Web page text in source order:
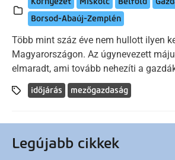
Borsod-Abaúj-Zemplén
Több mint száz éve nem hullott ilyen
Magyarországon. Az úgynevezett
elmaradt, ami tovább nehezíti a
időjárás mezőgazdaság
Legújabb cikkek